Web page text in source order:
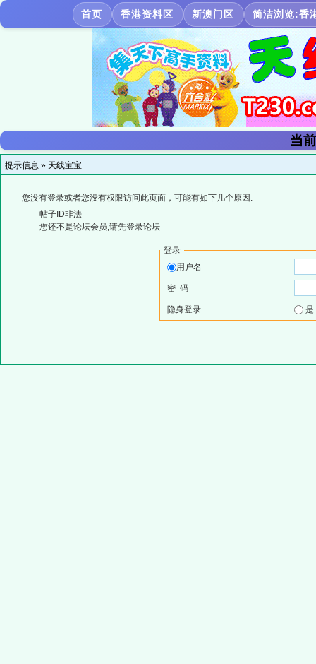
首页 香港资料区 新澳门区 简洁浏览:香
当
提示信息 » 天线宝宝
您没有登录或者您没有权限访问此页面，可能有如下几个原因:
帖子ID非法
您还不是论坛会员,请先登录论坛
登录
用户名
密 码
隐身登录